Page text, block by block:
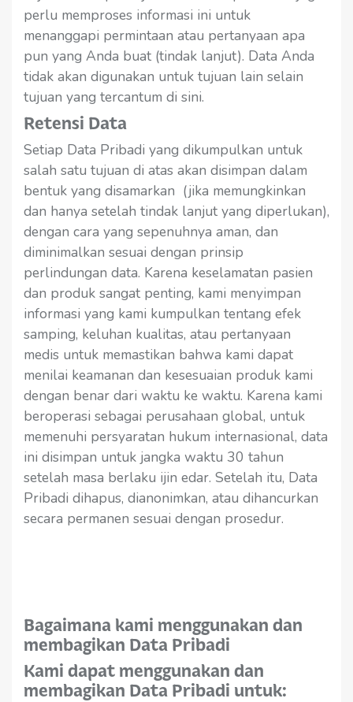
perlu memproses informasi ini untuk
menanggapi permintaan atau pertanyaan apa
pun yang Anda buat (tindak lanjut). Data Anda
tidak akan digunakan untuk tujuan lain selain
tujuan yang tercantum di sini.
Retensi Data
Setiap Data Pribadi yang dikumpulkan untuk
salah satu tujuan di atas akan disimpan dalam
bentuk yang disamarkan (jika memungkinkan
dan hanya setelah tindak lanjut yang diperlukan),
dengan cara yang sepenuhnya aman, dan
diminimalkan sesuai dengan prinsip
perlindungan data. Karena keselamatan pasien
dan produk sangat penting, kami menyimpan
informasi yang kami kumpulkan tentang efek
samping, keluhan kualitas, atau pertanyaan
medis untuk memastikan bahwa kami dapat
menilai keamanan dan kesesuaian produk kami
dengan benar dari waktu ke waktu. Karena kami
beroperasi sebagai perusahaan global, untuk
memenuhi persyaratan hukum internasional, data
ini disimpan untuk jangka waktu 30 tahun
setelah masa berlaku ijin edar. Setelah itu, Data
Pribadi dihapus, dianonimkan, atau dihancurkan
secara permanen sesuai dengan prosedur.
Bagaimana kami menggunakan dan
membagikan Data Pribadi
Kami dapat menggunakan dan
membagikan Data Pribadi untuk: